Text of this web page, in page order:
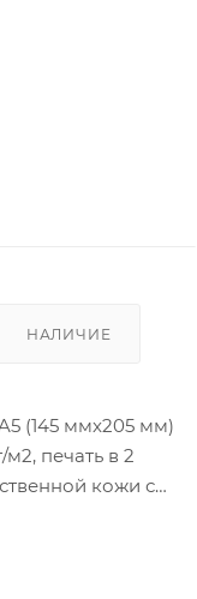
НАЛИЧИЕ
(145 ммx205 мм)
печать в 2
кожи с